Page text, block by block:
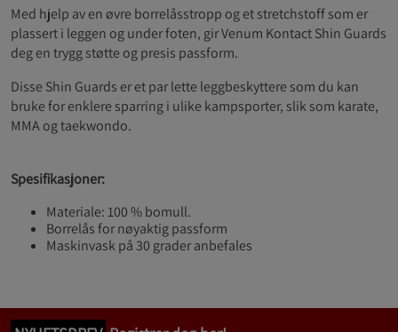
Med hjelp av en øvre borrelåsstropp og et stretchstoff som er
plassert i leggen og under foten, gir Venum Kontact Shin Guards
deg en trygg støtte og presis passform.
Disse Shin Guards er et par lette leggbeskyttere som du kan
bruke for enklere sparring i ulike kampsporter, slik som karate,
MMA og taekwondo.
Spesifikasjoner:
Materiale: 100 % bomull.
Borrelås for nøyaktig passform
Maskinvask på 30 grader anbefales